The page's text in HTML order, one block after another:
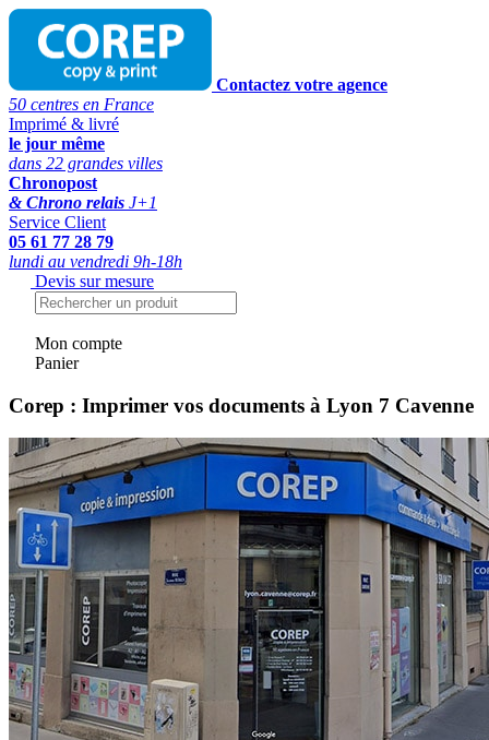
Contactez votre agence
50 centres en France
Imprimé & livré
le jour même
dans 22 grandes villes
Chronopost
& Chrono relais J+1
Service Client
05 61 77 28 79
lundi au vendredi 9h-18h
Devis sur mesure
Mon compte
Panier
Corep : Imprimer vos documents à Lyon 7 Cavenne